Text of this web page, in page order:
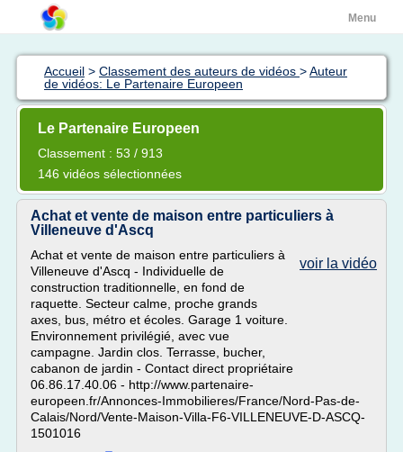
Menu
Accueil > Classement des auteurs de vidéos >Auteur
de vidéos: Le Partenaire Europeen
Le Partenaire Europeen
Classement : 53 / 913
146 vidéos sélectionnées
Achat et vente de maison entre particuliers à
Villeneuve d'Ascq
voir la vidéo
Achat et vente de maison entre particuliers à
Villeneuve d'Ascq - Individuelle de
construction traditionnelle, en fond de
raquette. Secteur calme, proche grands
axes, bus, métro et écoles. Garage 1 voiture.
Environnement privilégié, avec vue
campagne. Jardin clos. Terrasse, bucher,
cabanon de jardin - Contact direct propriétaire
06.86.17.40.06 - http://www.partenaire-
europeen.fr/Annonces-Immobilieres/France/Nord-Pas-de-
Calais/Nord/Vente-Maison-Villa-F6-VILLENEUVE-D-ASCQ-
1501016